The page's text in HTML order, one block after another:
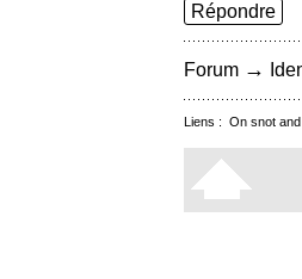
Répondre
Forum →
Liens : On snot